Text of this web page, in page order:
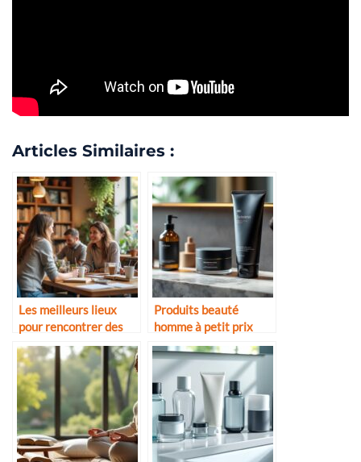
Articles Similaires :
Les meilleurs lieux
pour rencontrer des
hommes partageant
tes passions
Produits beauté
homme à petit prix
mais efficaces